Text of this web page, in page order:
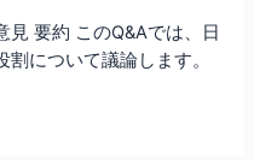
見 要約 このQ&Aでは、日
について議論します。